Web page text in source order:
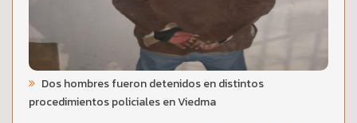
Dos hombres fueron detenidos en distintos
procedimientos policiales en Viedma